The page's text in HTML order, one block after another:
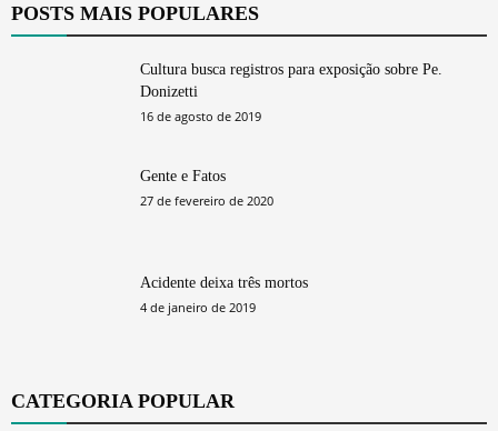
POSTS MAIS POPULARES
Cultura busca registros para exposição sobre Pe.
Donizetti
16 de agosto de 2019
Gente e Fatos
27 de fevereiro de 2020
Acidente deixa três mortos
4 de janeiro de 2019
CATEGORIA POPULAR